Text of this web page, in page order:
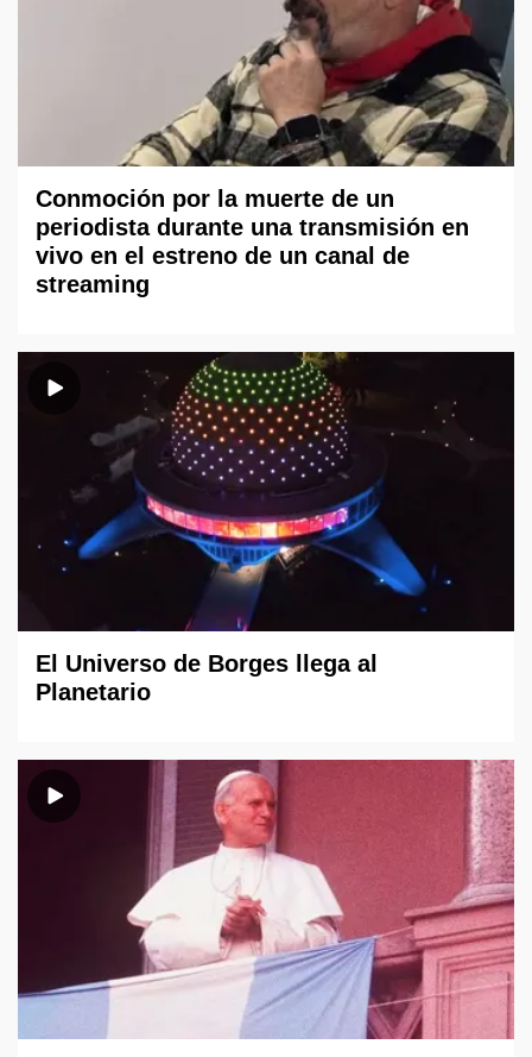
Conmoción por la muerte de un
periodista durante una transmisión en
vivo en el estreno de un canal de
streaming
El Universo de Borges llega al
Planetario